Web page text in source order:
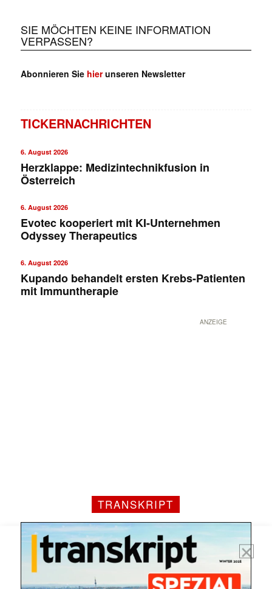
SIE MÖCHTEN KEINE INFORMATION
VERPASSEN?
Abonnieren Sie hierunseren Newsletter
TICKERNACHRICHTEN
6. August 2026
Herzklappe: Medizintechnikfusion in
Österreich
6. August 2026
Evotec kooperiert mit KI-Unternehmen
Odyssey Therapeutics
6. August 2026
Kupando behandelt ersten Krebs-Patienten
mit Immuntherapie
ANZEIGE
TRANSKRIPT